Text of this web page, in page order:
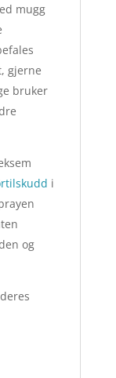
mugg
gjerne
bruker
i
og